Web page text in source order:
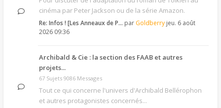
cinéma par Peter Jackson ou de la série Amazon.
Re: Infos ! [Les Anneaux de P… par Goldberry jeu. 6 août
2026 09:36
Archibald & Cie : la section des FAAB et autres
projets...
67 Sujets 9086 Messages
Tout ce qui concerne l'univers d'Archibald Bellérophon
et autres protagonistes concernés...